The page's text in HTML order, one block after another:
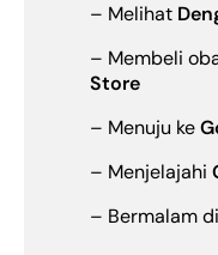
– Melihat
– Membeli
Store
– Menuju ke
– Menjelajahi
– Bermalam